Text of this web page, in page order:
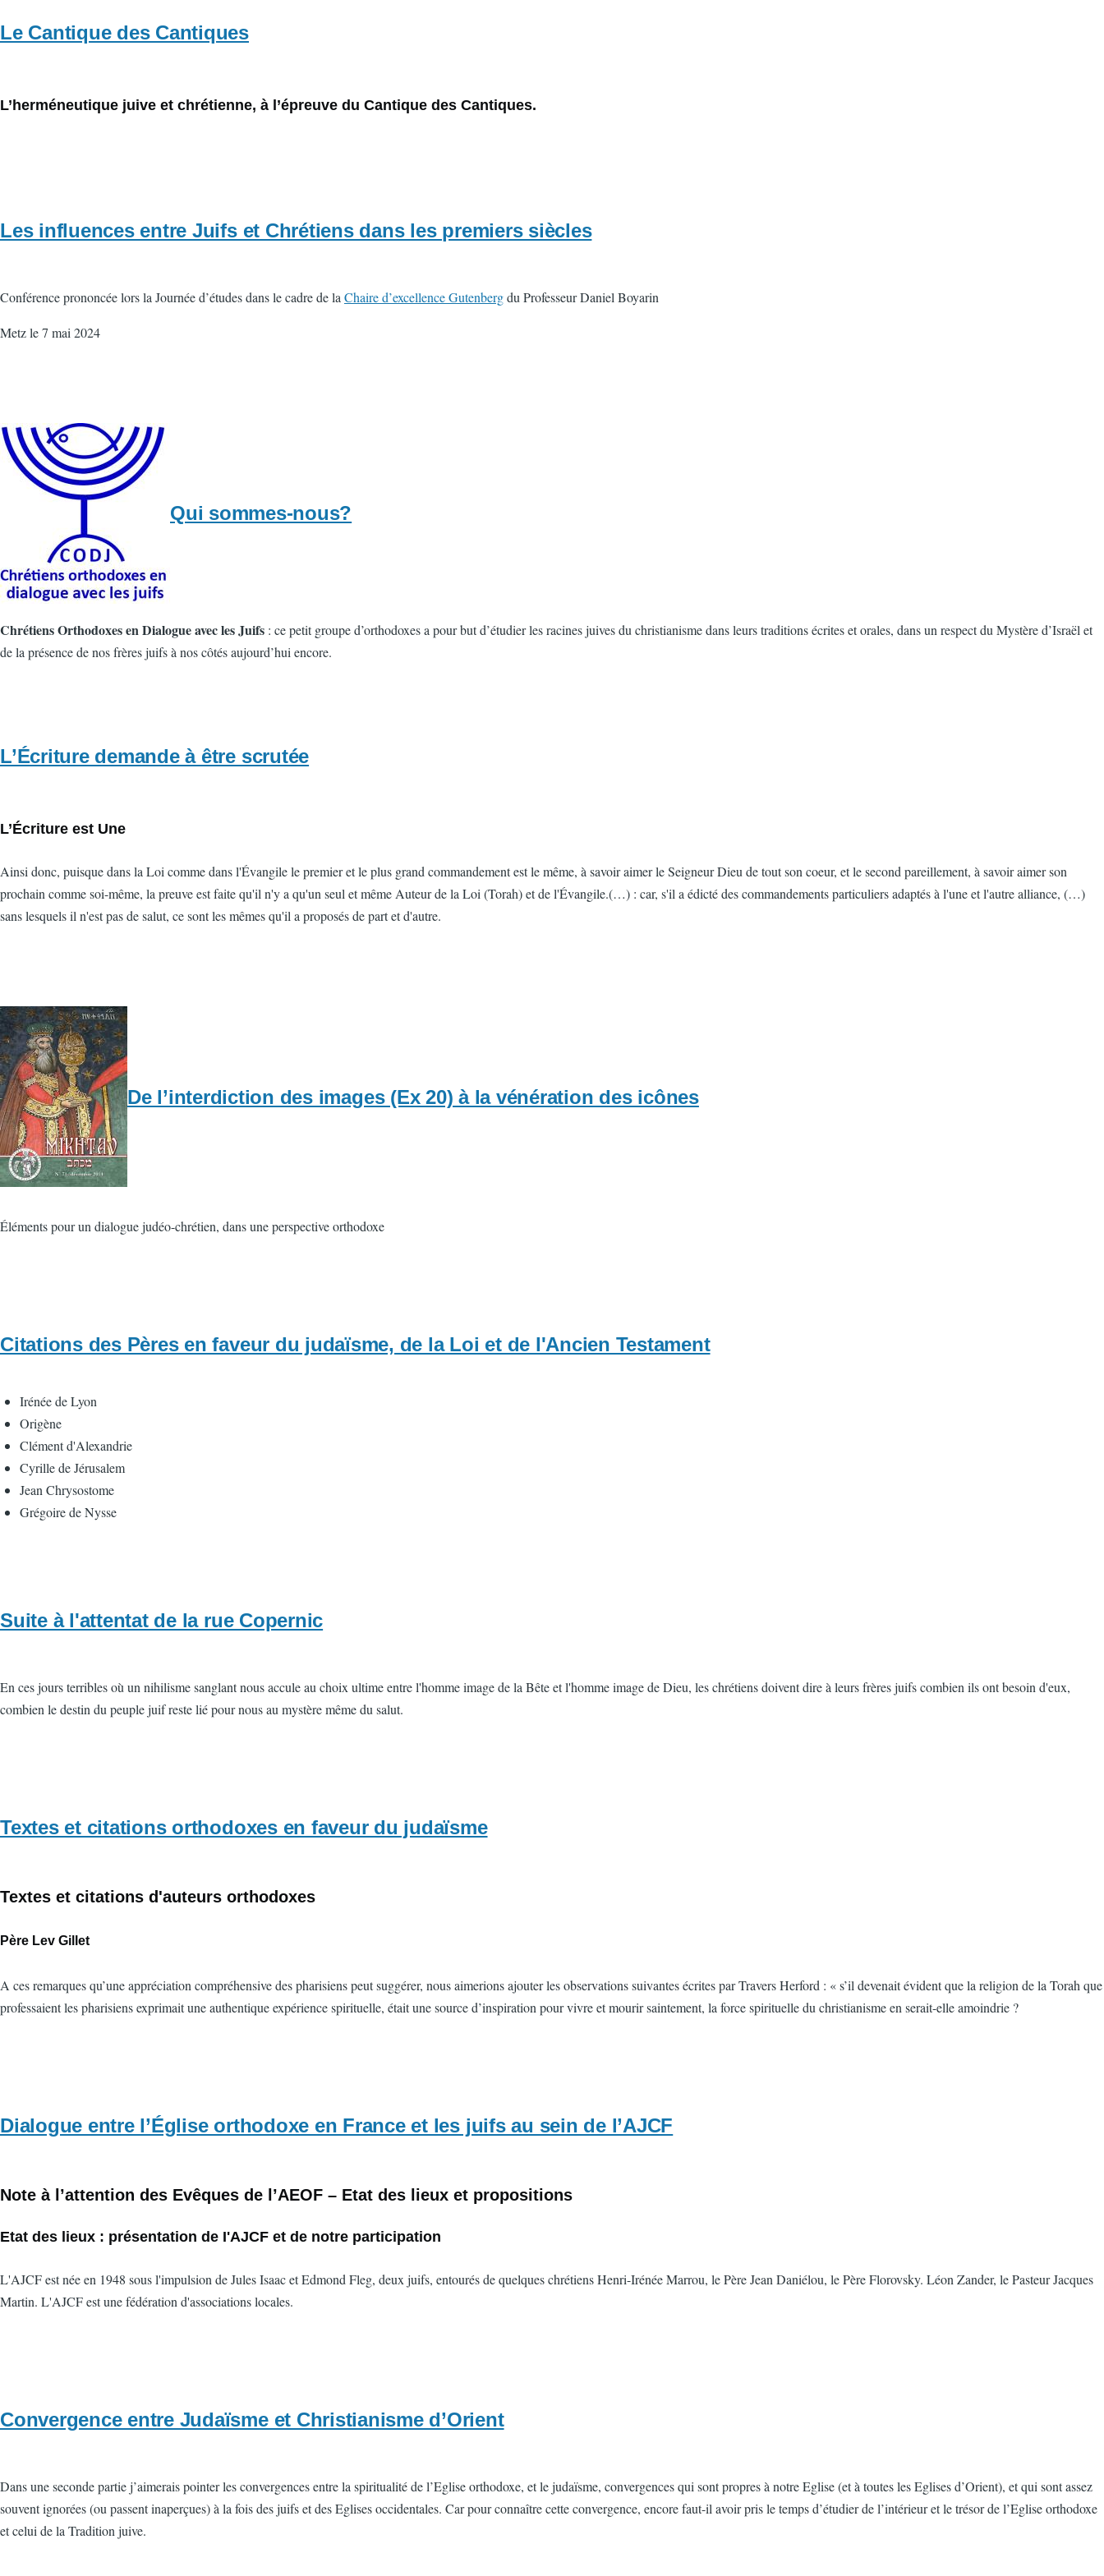
Le Cantique des Cantiques
L’herméneutique juive et chrétienne, à l’épreuve du Cantique des Cantiques.
Les influences entre Juifs et Chrétiens dans les premiers siècles
Conférence prononcée lors la Journée d’études dans le cadre de la Chaire d’excellence Gutenbergdu Professeur Daniel Boyarin
Metz le 7 mai 2024
Qui sommes-nous?
Chrétiens Orthodoxes en Dialogue avec les Juifs : ce petit groupe d’orthodoxes a pour but d’étudier les racines juives du christianisme dans leurs traditions écrites et orales, dans un respect du Mystère d’Israël et
de la présence de nos frères juifs à nos côtés aujourd’hui encore.
L’Écriture demande à être scrutée
L’Écriture est Une
Ainsi donc, puisque dans la Loi comme dans l'Évangile le premier et le plus grand commandement est le même, à savoir aimer le Seigneur Dieu de tout son coeur, et le second pareillement, à savoir aimer son
prochain comme soi-même, la preuve est faite qu'il n'y a qu'un seul et même Auteur de la Loi (Torah) et de l'Évangile.(…) : car, s'il a édicté des commandements particuliers adaptés à l'une et l'autre alliance, (…)
sans lesquels il n'est pas de salut, ce sont les mêmes qu'il a proposés de part et d'autre.
De l’interdiction des images (Ex 20) à la vénération des icônes
Éléments pour un dialogue judéo-chrétien, dans une perspective orthodoxe
Citations des Pères en faveur du judaïsme, de la Loi et de l'Ancien Testament
Irénée de Lyon
Origène
Clément d'Alexandrie
Cyrille de Jérusalem
Jean Chrysostome
Grégoire de Nysse
Suite à l'attentat de la rue Copernic
En ces jours terribles où un nihilisme sanglant nous accule au choix ultime entre l'homme image de la Bête et l'homme image de Dieu, les chrétiens doivent dire à leurs frères juifs combien ils ont besoin d'eux,
combien le destin du peuple juif reste lié pour nous au mystère même du salut.
Textes et citations orthodoxes en faveur du judaïsme
Textes et citations d'auteurs orthodoxes
Père Lev Gillet
A ces remarques qu’une appréciation compréhensive des pharisiens peut suggérer, nous aimerions ajouter les observations suivantes écrites par Travers Herford : « s’il devenait évident que la religion de la Torah que
professaient les pharisiens exprimait une authentique expérience spirituelle, était une source d’inspiration pour vivre et mourir saintement, la force spirituelle du christianisme en serait-elle amoindrie ?
Dialogue entre l’Église orthodoxe en France et les juifs au sein de l’AJCF
Note à l’attention des Evêques de l’AEOF – Etat des lieux et propositions
Etat des lieux : présentation de I'AJCF et de notre participation
L'AJCF est née en 1948 sous l'impulsion de Jules Isaac et Edmond Fleg, deux juifs, entourés de quelques chrétiens Henri-Irénée Marrou, le Père Jean Daniélou, le Père Florovsky. Léon Zander, le Pasteur Jacques
Martin. L'AJCF est une fédération d'associations locales.
Convergence entre Judaïsme et Christianisme d’Orient
Dans une seconde partie j’aimerais pointer les convergences entre la spiritualité de l’Eglise orthodoxe, et le judaïsme, convergences qui sont propres à notre Eglise (et à toutes les Eglises d’Orient), et qui sont assez
souvent ignorées (ou passent inaperçues) à la fois des juifs et des Eglises occidentales. Car pour connaître cette convergence, encore faut-il avoir pris le temps d’étudier de l’intérieur et le trésor de l’Eglise orthodoxe
et celui de la Tradition juive.